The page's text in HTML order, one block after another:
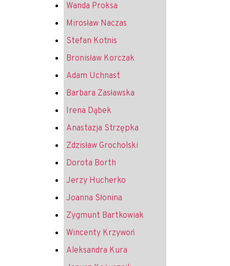
Wanda Proksa
Mirosław Naczas
Stefan Kotnis
Bronisław Korczak
Adam Uchnast
Barbara Zasławska
Irena Dąbek
Anastazja Strzępka
Zdzisław Grocholski
Dorota Borth
Jerzy Hucherko
Joanna Słonina
Zygmunt Bartkowiak
Wincenty Krzywoń
Aleksandra Kura